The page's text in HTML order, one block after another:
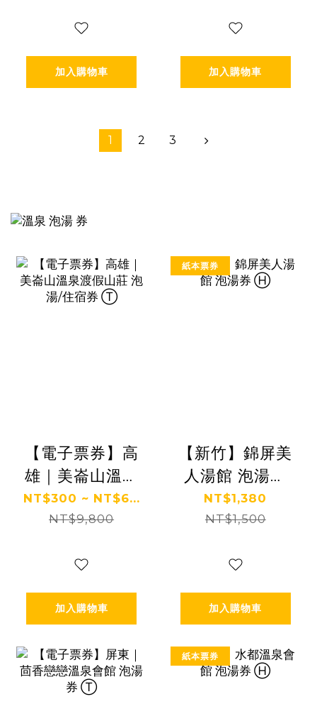
加入購物車 加入購物車
1 2 3
【電子票券】高
雄｜美崙山溫泉
渡假山莊 泡湯/
住宿券 Ⓣ
NT$300 ~ NT$6...
NT$9,800
加入購物車
紙本票券
【新竹】錦屏美
人湯館 泡湯券
Ⓗ
NT$1,380
NT$1,500
加入購物車
紙本票券